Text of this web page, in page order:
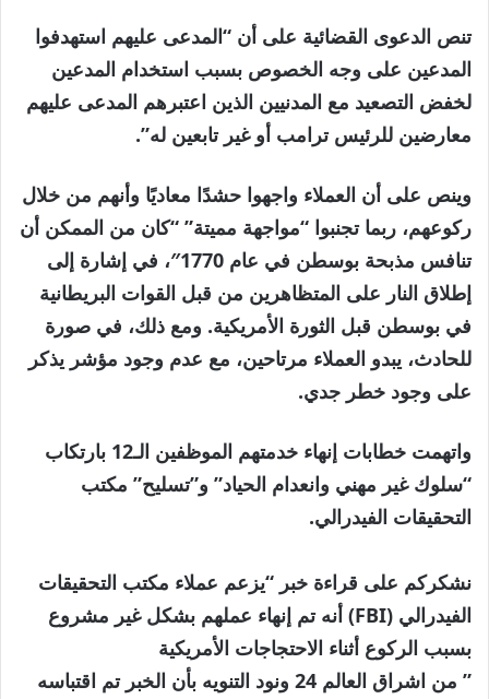
تنص الدعوى القضائية على أن “المدعى عليهم استهدفوا
المدعين على وجه الخصوص بسبب استخدام المدعين
لخفض التصعيد مع المدنيين الذين اعتبرهم المدعى عليهم
معارضين للرئيس ترامب أو غير تابعين له”.
وينص على أن العملاء واجهوا حشدًا معاديًا وأنهم من خلال
ركوعهم، ربما تجنبوا “مواجهة مميتة” “كان من الممكن أن
تنافس مذبحة بوسطن في عام 1770″، في إشارة إلى
إطلاق النار على المتظاهرين من قبل القوات البريطانية
في بوسطن قبل الثورة الأمريكية. ومع ذلك، في صورة
للحادث، يبدو العملاء مرتاحين، مع عدم وجود مؤشر يذكر
على وجود خطر جدي.
واتهمت خطابات إنهاء خدمتهم الموظفين الـ12 بارتكاب
“سلوك غير مهني وانعدام الحياد” و”تسليح” مكتب
التحقيقات الفيدرالي.
نشكركم على قراءة خبر “يزعم عملاء مكتب التحقيقات
الفيدرالي (FBI) أنه تم إنهاء عملهم بشكل غير مشروع
بسبب الركوع أثناء الاحتجاجات الأمريكية
” من اشراق العالم 24 ونود التنويه بأن الخبر تم اقتباسه